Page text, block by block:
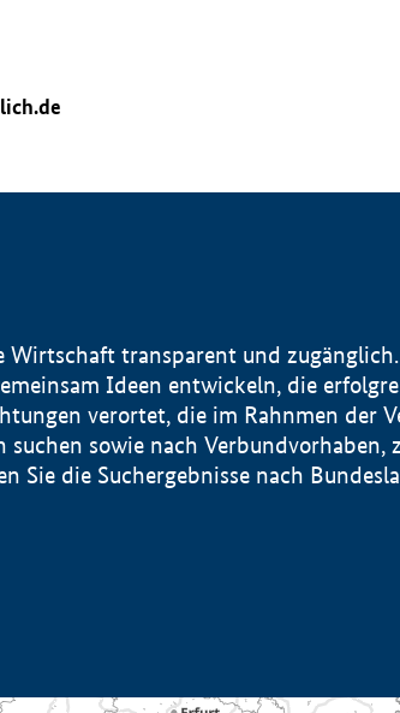
transparent und
Ideen entwickeln, die
verortet, die im Rahnmen der
sowie nach Verbundvorhaben,
Sie die Suchergebnisse nach